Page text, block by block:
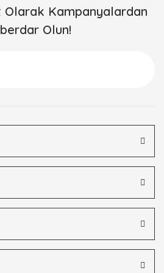
Olarak Kampanyalardan
Olun!